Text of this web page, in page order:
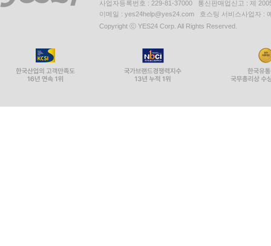
사업자등록번호 : 229-81-37000 통신판매업신고 : 제
이메일 : yes24help@yes24.com 호스팅 서비스사업자 :
Copyright ⓒ YES24 Corp. All Rights Reserved.